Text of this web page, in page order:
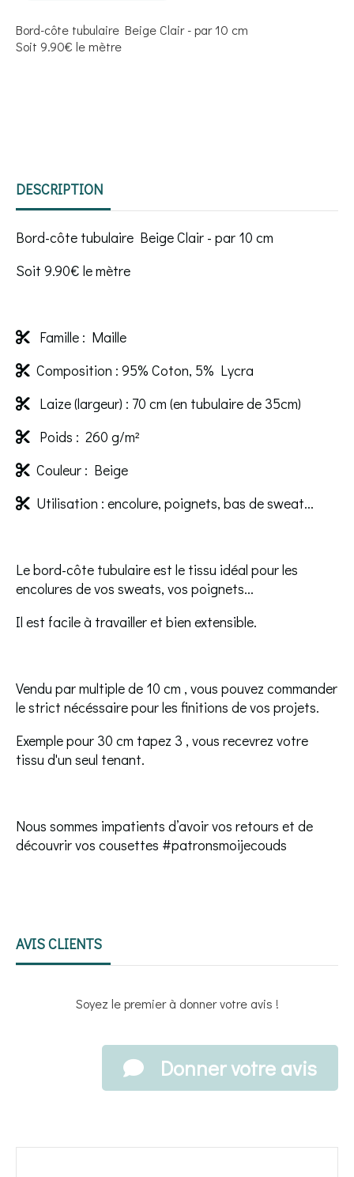
Bord-côte tubulaire Beige Clair - par 10 cm
Soit 9.90€ le mètre
DESCRIPTION
Bord-côte tubulaire Beige Clair - par 10 cm
Soit 9.90€ le mètre
 Famille : Maille
 Composition : 95% Coton, 5% Lycra
 Laize (largeur) : 70 cm (en tubulaire de 35cm)
 Poids : 260 g/m²
 Couleur : Beige
 Utilisation : encolure, poignets, bas de sweat...
Le bord-côte tubulaire est le tissu idéal pour les
encolures de vos sweats, vos poignets...
Il est facile à travailler et bien extensible.
Vendu par multiple de 10 cm , vous pouvez commander
le strict nécéssaire pour les finitions de vos projets.
Exemple pour 30 cm tapez 3 , vous recevrez votre
tissu d'un seul tenant.
Nous sommes impatients d’avoir vos retours et de
découvrir vos cousettes #patronsmoijecouds
AVIS CLIENTS
Soyez le premier à donner votre avis !
Donner votre avis